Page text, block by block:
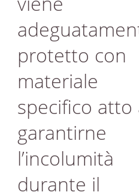
protetto con
materiale
specifico atto
garantirne
l’incolumità
durante il